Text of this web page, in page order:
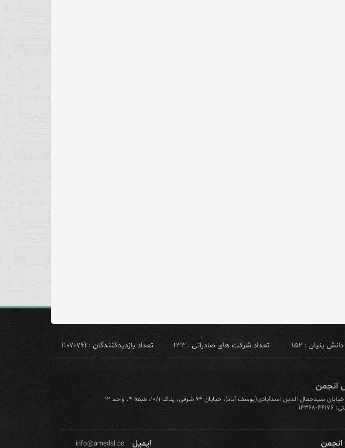
بنیان : ۱۵۲ تعداد شرکت های صادراتی : ۱۳۳ تعداد بازدیدکنندگان : ۱۱۰۷۰۷۶۱
انجمن
سیدجمال الدین اسدآبادی(یوسف آباد)، خیابان ۶۴ شرقی، پلاک ۱۰/۱، طبقه ۴، واحد ۱۲
۱۴۳۶۸
انجمن ایمیل info@amedal.co